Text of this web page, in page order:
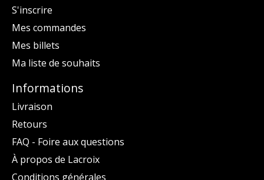
S'inscrire
Mes commandes
Mes billets
Ma liste de souhaits
Informations
Livraison
Retours
FAQ - Foire aux questions
À propos de Lacroix
Conditions générales